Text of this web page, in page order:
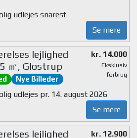
udlejes snarest
Se mere
lejlighed
㎡, Glostrup
Nye Billeder
kr. 14.000
Eksklusiv
forbrug
udlejes pr. 14. august 2026
Se mere
lejlighed
kr. 12.900